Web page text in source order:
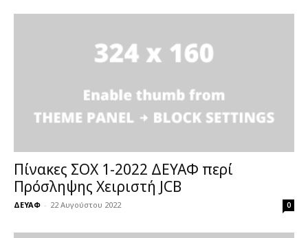
Πίνακες ΣΟΧ 1-2022 ΔΕΥΑΦ περί
Πρόσληψης Χειριστή JCB
ΔΕΥΑΦ - 22 Αυγούστου 2022 0